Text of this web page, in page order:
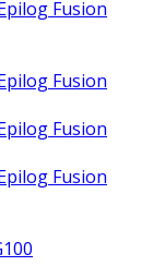
Fusion
Fusion
Fusion
Fusion